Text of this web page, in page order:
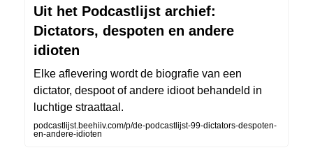
Uit het Podcastlijst archief:
Dictators, despoten en andere
idioten
Elke aflevering wordt de biografie van een
dictator, despoot of andere idioot behandeld in
luchtige straattaal.
podcastlijst.beehiiv.com/p/de-podcastlijst-99-dictators-despoten-
en-andere-idioten